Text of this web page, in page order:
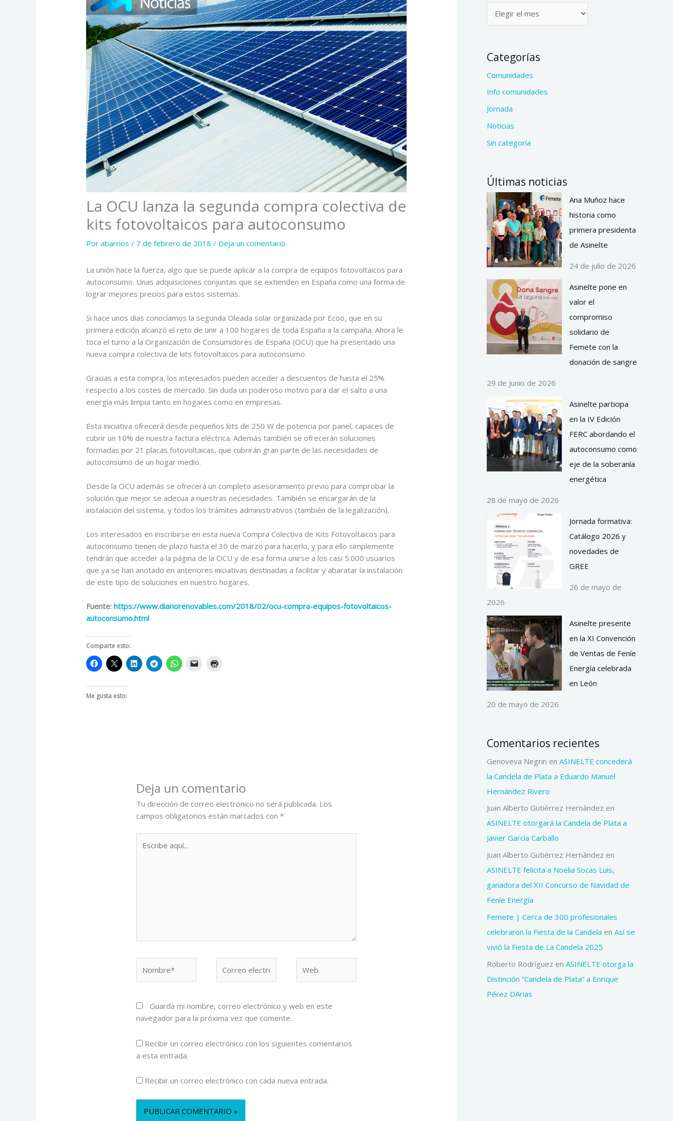
La OCU lanza la segunda compra colectiva de
kits fotovoltaicos para autoconsumo
Porabarrios/ 7 de febrero de 2018/ Deja un comentario
La unión hace la fuerza, algo que se puede aplicar a la compra de equipos fotovoltaicos para
autoconsumo. Unas adquisiciones conjuntas que se extienden en España como una forma de
lograr mejores precios para estos sistemas.
Si hace unos días conocíamos la segunda Oleada solar organizada por Ecoo, que en su
primera edición alcanzó el reto de unir a 100 hogares de toda España a la campaña. Ahora le
toca el turno a la Organización de Consumidores de España (OCU) que ha presentado una
nueva compra colectiva de kits fotovoltaicos para autoconsumo.
Gracias a esta compra, los interesados pueden acceder a descuentos de hasta el 25%
respecto a los costes de mercado. Sin duda un poderoso motivo para dar el salto a una
energía más limpia tanto en hogares como en empresas.
Esta iniciativa ofrecerá desde pequeños kits de 250 W de potencia por panel, capaces de
cubrir un 10% de nuestra factura eléctrica. Además también se ofrecerán soluciones
formadas por 21 placas fotovoltaicas, que cubrirán gran parte de las necesidades de
autoconsumo de un hogar medio.
Desde la OCU además se ofrecerá un completo asesoramiento previo para comprobar la
solución que mejor se adecua a nuestras necesidades. También se encargarán de la
instalación del sistema, y todos los trámites administrativos (también de la legalización).
Los interesados en inscribirse en esta nueva Compra Colectiva de Kits Fotovoltaicos para
autoconsumo tienen de plazo hasta el 30 de marzo para hacerlo, y para ello simplemente
tendrán que acceder a la página de la OCU y de esa forma unirse a los casi 5.000 usuarios
que ya se han anotado en anteriores iniciativas destinadas a facilitar y abaratar la instalación
de este tipo de soluciones en nuestro hogares.
Fuente:https://www.diariorenovables.com/2018/02/ocu-compra-equipos-fotovoltaicos-
autoconsumo.html
Comparte esto:
Me gusta esto:
Deja un comentario
Tu dirección de correo electrónico no será publicada. Los
campos obligatorios están marcados con*
aquí...
electrónico*
Guarda mi nombre, correo electrónico y web en este
navegador para la próxima vez que comente.
Recibir un correo electrónico con los siguientes comentarios
a esta entrada.
Recibir un correo electrónico con cada nueva entrada.
Categorías
Comunidades
Info comunidades
Jornada
Noticias
Sin categoría
Últimas noticias
Ana Muñoz hace
historia como
primera presidenta
de Asinelte
24 de julio de 2026
Asinelte pone en
valor el
compromiso
solidario de
Femete con la
donación de sangre
29 de junio de 2026
Asinelte participa
en la IV Edición
FERC abordando el
autoconsumo como
eje de la soberanía
energética
28 de mayo de 2026
Jornada formativa:
Catálogo 2026 y
novedades de
GREE
26 de mayo de
2026
Asinelte presente
en la XI Convención
de Ventas de Feníe
Energía celebrada
en León
20 de mayo de 2026
Comentarios recientes
Genoveva Negrin en ASINELTE concederá
la Candela de Plata a Eduardo Manuel
Hernández Rivero
Juan Alberto Gutiérrez Hernández en
ASINELTE otorgará la Candela de Plata a
Javier García Carballo
Juan Alberto Gutiérrez Hernández en
ASINELTE felicita a Noelia Socas Luis,
ganadora del XII Concurso de Navidad de
Feníe Energía
Femete | Cerca de 300 profesionales
celebraron la Fiesta de la Candela en Así se
vivió la Fiesta de La Candela 2025
Roberto Rodríguez en ASINELTE otorga la
Distinción “Candela de Plata” a Enrique
Pérez DArias